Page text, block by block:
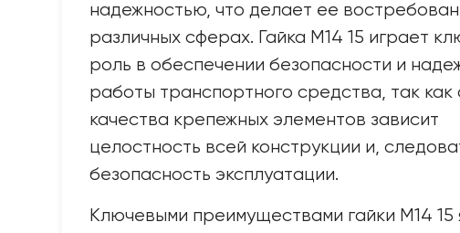
надежностью, что делает ее
различных сферах. Гайка М14 15 играет
роль в обеспечении безопасности и
работы транспортного средства, так как
качества крепежных элементов зависит
целостность всей конструкции и,
безопасность эксплуатации.
Ключевыми преимуществами гайки М14 15